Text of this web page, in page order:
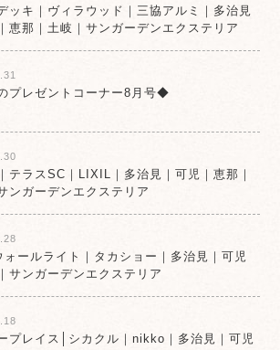
ッキ｜ヴィラウッド｜三協アルミ｜多治見
恵那｜土岐｜サンガーデンエクステリア
プレゼントコーナー8月号◆
テラスSC｜LIXIL｜多治見｜可児｜恵那｜
ンガーデンエクステリア
ールライト｜タカショー｜多治見｜可児
サンガーデンエクステリア
プレイス│シカクル｜nikko｜多治見｜可児